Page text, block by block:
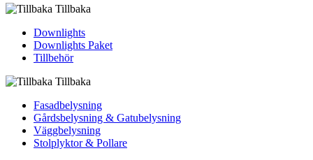
Tillbaka
Downlights
Downlights Paket
Tillbehör
Tillbaka
Fasadbelysning
Gårdsbelysning & Gatubelysning
Väggbelysning
Stolplyktor & Pollare